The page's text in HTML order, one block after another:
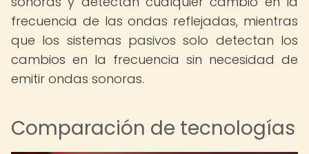
frecuencia de las ondas reflejadas, mientras
que los sistemas pasivos solo detectan los
cambios en la frecuencia sin necesidad de
emitir ondas sonoras.
Comparación de tecnologías